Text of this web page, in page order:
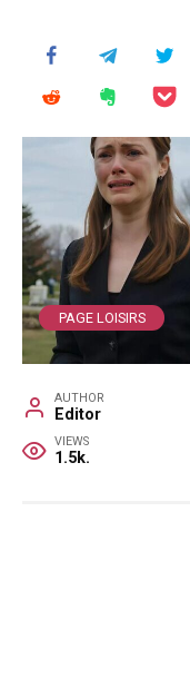
PAGE LOISIRS
AUTHOR
Editor
VIEWS
1.5k.